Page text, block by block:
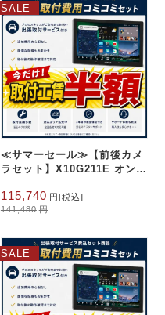
120,880
円
で
た。
は
108,340
円
す。
SALE
≪サマーセール≫【前後カメ
ラセット】X10G211E オンラ
込み 10.1インチQLED
8G+128G
141,480 円
元
の
価
141,480
円
で
た。
115,740 円
現
在
の
は
115,740
円
す。
[税込]
SALE